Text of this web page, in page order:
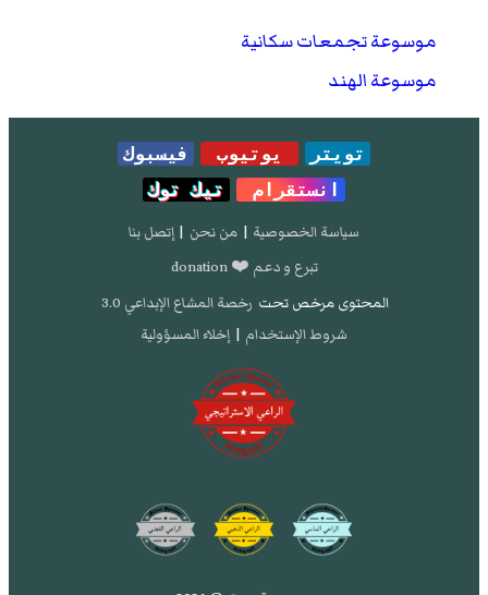
موسوعة تجمعات سكانية
موسوعة الهند
تويتر يوتيوب
فيسبوك
انستقرام
تيك توك
سياسة الخصوصية | من نحن | إتصل بنا
تبرع و دعم ❤️ donation
المحتوى مرخص تحت رخصة المشاع الإبداعي 3.0
شروط الإستخدام | إخلاء المسؤولية